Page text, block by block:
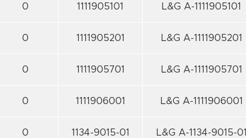
0 1111905101 L&G A-1111905101
0 1111905201 L&G A-1111905201
0 1111905701 L&G A-1111905701
0 1111906001 L&G A-1111906001
0 1134-9015-01 L&G A-1134-9015-01